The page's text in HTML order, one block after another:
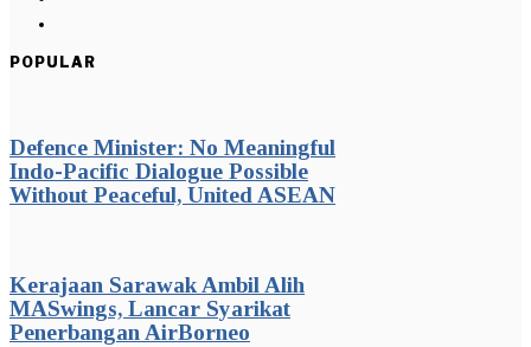
POPULAR
Defence Minister: No Meaningful
Indo-Pacific Dialogue Possible
Without Peaceful, United ASEAN
Kerajaan Sarawak Ambil Alih
MASwings, Lancar Syarikat
Penerbangan AirBorneo